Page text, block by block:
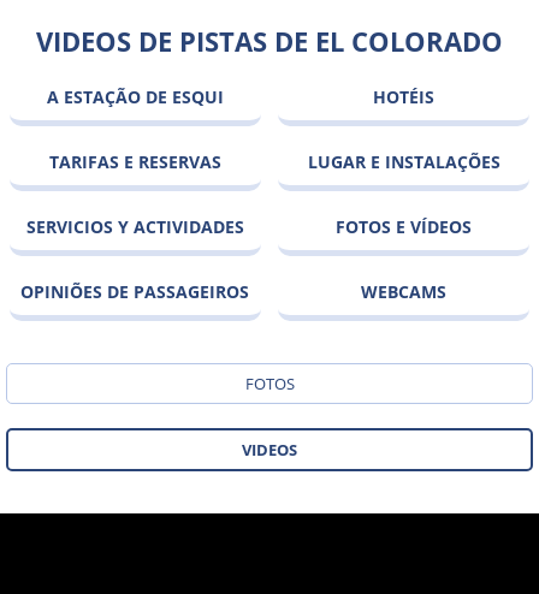
VIDEOS DE PISTAS DE EL COLORADO
A ESTAÇÃO DE ESQUI HOTÉIS
TARIFAS E RESERVAS LUGAR E INSTALAÇÕES
SERVICIOS Y ACTIVIDADES FOTOS E VÍDEOS
OPINIÕES DE PASSAGEIROS WEBCAMS
FOTOS
VIDEOS